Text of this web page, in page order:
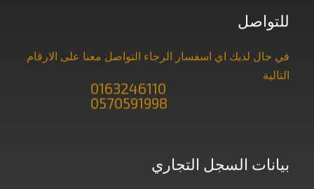
للتواصل
في حال لديك اي اسفسار الرجاء التواصل معنا على الارقام
التالية
0163246110
0570591998
بيانات السجل التجاري